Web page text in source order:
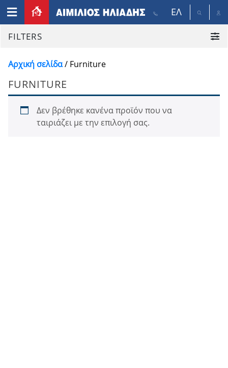
ΕΛ
FILTERS
Αρχική σελίδα/ Furniture
FURNITURE
Δεν βρέθηκε κανένα προϊόν που να
ταιριάζει με την επιλογή σας.